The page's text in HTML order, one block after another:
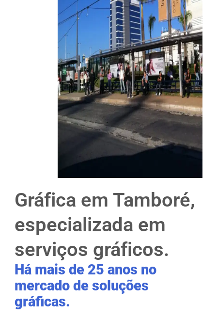
Gráfica em Tamboré,
especializada em
serviços gráficos.
Há mais de 25 anos no
mercado de soluções
gráficas.